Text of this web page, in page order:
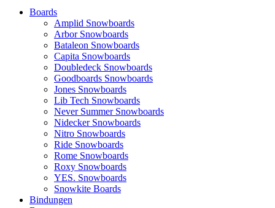
Boards
Amplid Snowboards
Arbor Snowboards
Bataleon Snowboards
Capita Snowboards
Doubledeck Snowboards
Goodboards Snowboards
Jones Snowboards
Lib Tech Snowboards
Never Summer Snowboards
Nidecker Snowboards
Nitro Snowboards
Ride Snowboards
Rome Snowboards
Roxy Snowboards
YES. Snowboards
Snowkite Boards
Bindungen